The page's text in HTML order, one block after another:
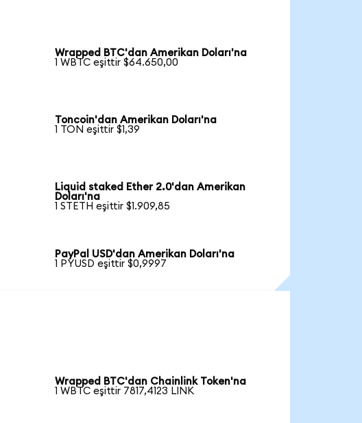
Wrapped BTC'dan Amerikan Doları'na
1 WBTC eşittir $64.650,00
Toncoin'dan Amerikan Doları'na
1 TON eşittir $1,39
Liquid staked Ether 2.0'dan Amerikan
Doları'na
1 STETH eşittir $1.909,85
PayPal USD'dan Amerikan Doları'na
1 PYUSD eşittir $0,9997
Wrapped BTC'dan Chainlink Token'na
1 WBTC eşittir 7817,4123 LINK